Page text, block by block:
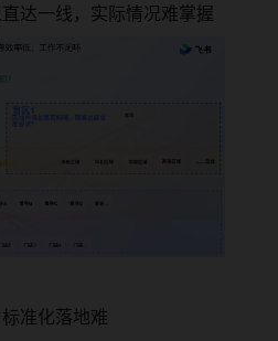
达一线，实际情况难掌握
准化落地难